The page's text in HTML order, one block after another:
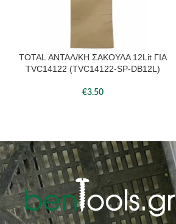
ΠΡΟΣΘΉΚΗ ΣΤΟ ΚΑΛΆΘΙ
TOTAL ΑΝΤΑΛ/ΚΗ ΣΑΚΟΥΛΑ 12Lit ΓΙΑ
TVC14122 (TVC14122-SP-DB12L)
€3.50